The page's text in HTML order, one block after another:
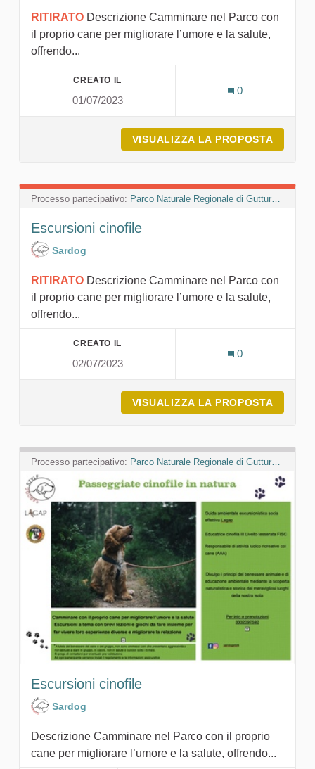
RITIRATO Descrizione Camminare nel Parco con
il proprio cane per migliorare l’umore e la salute,
offrendo...
CREATO IL
01/07/2023
0
VISUALIZZA LA PROPOSTA
Processo partecipativo:
Escursioni cinofile
Sardog
RITIRATO Descrizione Camminare nel Parco con
il proprio cane per migliorare l’umore e la salute,
offrendo...
CREATO IL
02/07/2023
0
VISUALIZZA LA PROPOSTA
Processo partecipativo:
Escursioni cinofile
Sardog
Descrizione Camminare nel Parco con il proprio
cane per migliorare l’umore e la salute, offrendo...